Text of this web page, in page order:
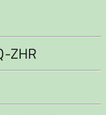
ZHR